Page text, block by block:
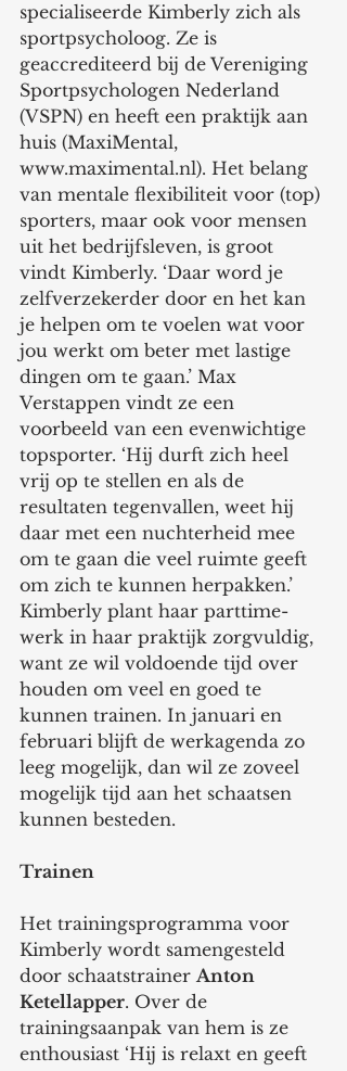
specialiseerde Kimberly zich als
sportpsycholoog. Ze is
geaccrediteerd bij de Vereniging
Sportpsychologen Nederland
(VSPN) en heeft een praktijk aan
huis (MaxiMental,
www.maximental.nl). Het belang
van mentale flexibiliteit voor (top)
sporters, maar ook voor mensen
uit het bedrijfsleven, is groot
vindt Kimberly. ‘Daar word je
zelfverzekerder door en het kan
je helpen om te voelen wat voor
jou werkt om beter met lastige
dingen om te gaan.’ Max
Verstappen vindt ze een
voorbeeld van een evenwichtige
topsporter. ‘Hij durft zich heel
vrij op te stellen en als de
resultaten tegenvallen, weet hij
daar met een nuchterheid mee
om te gaan die veel ruimte geeft
om zich te kunnen herpakken.’
Kimberly plant haar parttime-
werk in haar praktijk zorgvuldig,
want ze wil voldoende tijd over
houden om veel en goed te
kunnen trainen. In januari en
februari blijft de werkagenda zo
leeg mogelijk, dan wil ze zoveel
mogelijk tijd aan het schaatsen
kunnen besteden.
Trainen
Het trainingsprogramma voor
Kimberly wordt samengesteld
door schaatstrainer Anton
Ketellapper. Over de
trainingsaanpak van hem is ze
enthousiast ‘Hij is relaxt en geeft